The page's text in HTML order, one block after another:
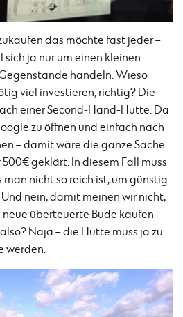
das möchte fast jeder –
sich ja nur um einen kleinen
handeln. Wieso
viel investieren, richtig? Die
einer Second-Hand-Hütte. Da
zu öffnen und einfach nach
– damit wäre die ganze Sache
geklärt. In diesem Fall muss
nicht so reich ist, um günstig
nein, damit meinen wir nicht,
überteuerte Bude kaufen
Naja – die Hütte muss ja zu
werden.